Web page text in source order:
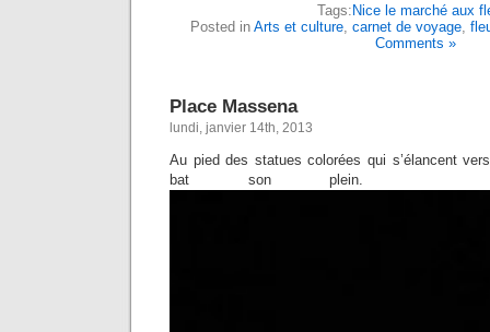
Tags: Nice le marché aux
Posted in Arts et culture, carnet de voyage,
Comments »
Place Massena
lundi, janvier 14th, 2013
Au pied des statues colorées qui s’élancent
bat son